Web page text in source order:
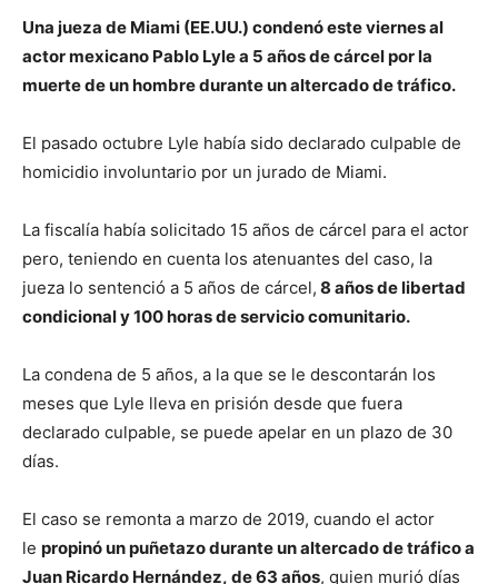
Una jueza de Miami (EE.UU.) condenó este viernes al
actor mexicano Pablo Lyle a 5 años de cárcel por la
muerte de un hombre durante un altercado de tráfico.
El pasado octubre Lyle había sido declarado culpable de
homicidio involuntario por un jurado de Miami.
La fiscalía había solicitado 15 años de cárcel para el actor
pero, teniendo en cuenta los atenuantes del caso, la
jueza lo sentenció a 5 años de cárcel, 8 años de libertad
condicional y 100 horas de servicio comunitario.
La condena de 5 años, a la que se le descontarán los
meses que Lyle lleva en prisión desde que fuera
declarado culpable, se puede apelar en un plazo de 30
días.
El caso se remonta a marzo de 2019, cuando el actor
le propinó un puñetazo durante un altercado de tráfico a
Juan Ricardo Hernández, de 63 años, quien murió días